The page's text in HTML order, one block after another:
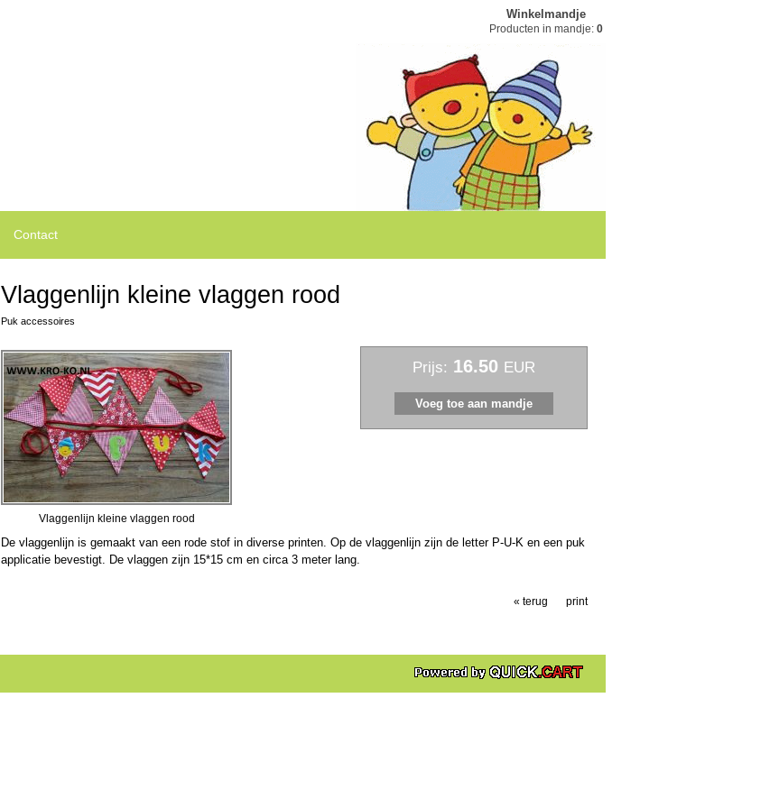
Winkelmandje
Producten in mandje: 0
Contact
Vlaggenlijn kleine vlaggen rood
Puk accessoires
Vlaggenlijn kleine vlaggen rood
Prijs: 16.50 EUR
De vlaggenlijn is gemaakt van een rode stof in diverse printen. Op de vlaggenlijn zijn de letter P-U-K en een puk
applicatie bevestigt. De vlaggen zijn 15*15 cm en circa 3 meter lang.
print
« terug